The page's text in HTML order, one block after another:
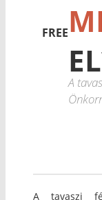
FREE
A
A tavaszi